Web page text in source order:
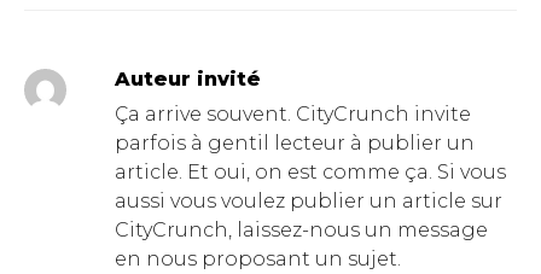
Auteur invité
Ça arrive souvent. CityCrunch invite
parfois à gentil lecteur à publier un
article. Et oui, on est comme ça. Si vous
aussi vous voulez publier un article sur
CityCrunch, laissez-nous un message
en nous proposant un sujet.